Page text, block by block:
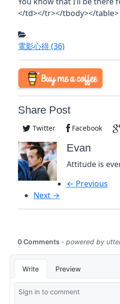
</td></tr></tbody></table>
電影心得(36)
Share Post
Twitter Facebook
Evan
Attitude is
← Previous
Next →